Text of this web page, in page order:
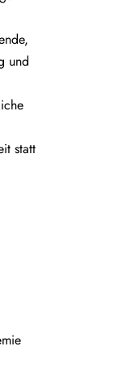
und
statt